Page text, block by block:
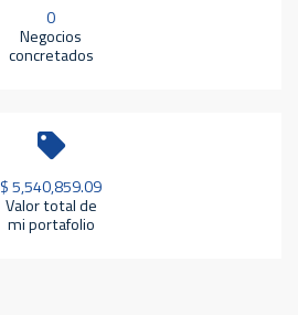
0
Negocios
concretados
$ 5,540,859.09
Valor total de
mi portafolio